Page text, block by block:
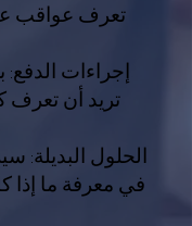
تعرف عواقب
إجراءات
تريد أن تعرف
الحلول البديلة:
في معرفة ما إذا